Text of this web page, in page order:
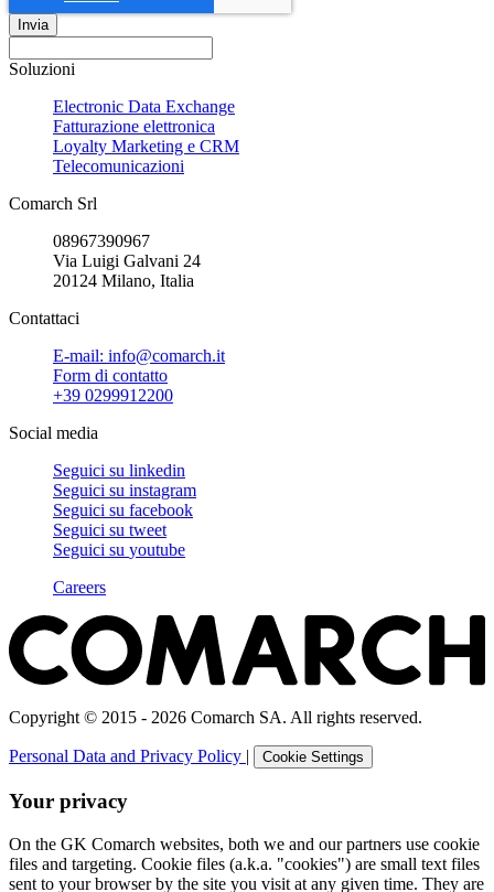
Invia
Soluzioni
Electronic Data Exchange
Fatturazione elettronica
Loyalty Marketing e CRM
Telecomunicazioni
Comarch Srl
08967390967
Via Luigi Galvani 24
20124 Milano, Italia
Contattaci
E-mail: info@comarch.it
Form di contatto
+39 0299912200
Social media
Seguici su linkedin
Seguici su instagram
Seguici su facebook
Seguici su tweet
Seguici su youtube
Careers
Copyright © 2015 - 2026 Comarch SA. All rights reserved.
Personal Data and Privacy Policy | Cookie Settings
Your privacy
On the GK Comarch websites, both we and our partners use cookie
files and targeting. Cookie files (a.k.a. "cookies") are small text files
sent to your browser by the site you visit at any given time. They are